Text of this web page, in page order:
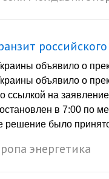
объявило о
объявило о
на заявление
в 7:00 по
решение было
энергетика